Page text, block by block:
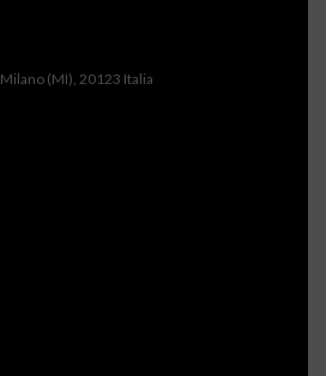
(MI), 20123 Italia